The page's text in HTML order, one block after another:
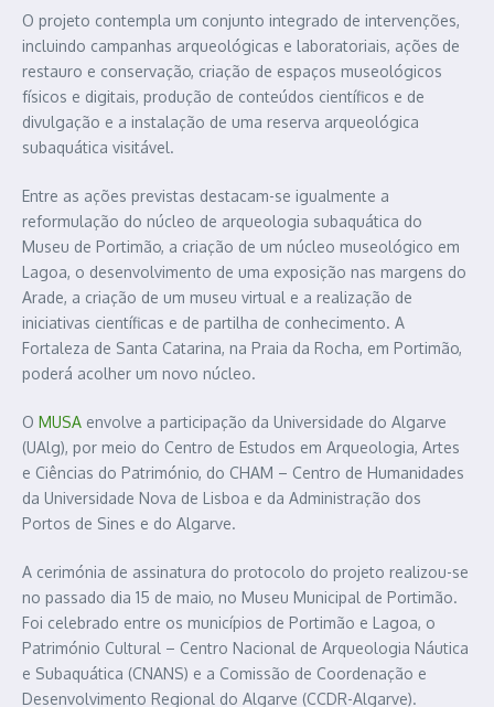
O projeto contempla um conjunto integrado de intervenções,
incluindo campanhas arqueológicas e laboratoriais, ações de
restauro e conservação, criação de espaços museológicos
físicos e digitais, produção de conteúdos científicos e de
divulgação e a instalação de uma reserva arqueológica
subaquática visitável.
Entre as ações previstas destacam-se igualmente a
reformulação do núcleo de arqueologia subaquática do
Museu de Portimão, a criação de um núcleo museológico em
Lagoa, o desenvolvimento de uma exposição nas margens do
Arade, a criação de um museu virtual e a realização de
iniciativas científicas e de partilha de conhecimento. A
Fortaleza de Santa Catarina, na Praia da Rocha, em Portimão,
poderá acolher um novo núcleo.
O MUSA envolve a participação da Universidade do Algarve
(UAlg), por meio do Centro de Estudos em Arqueologia, Artes
e Ciências do Património, do CHAM – Centro de Humanidades
da Universidade Nova de Lisboa e da Administração dos
Portos de Sines e do Algarve.
A cerimónia de assinatura do protocolo do projeto realizou-se
no passado dia 15 de maio, no Museu Municipal de Portimão.
Foi celebrado entre os municípios de Portimão e Lagoa, o
Património Cultural – Centro Nacional de Arqueologia Náutica
e Subaquática (CNANS) e a Comissão de Coordenação e
Desenvolvimento Regional do Algarve (CCDR-Algarve).